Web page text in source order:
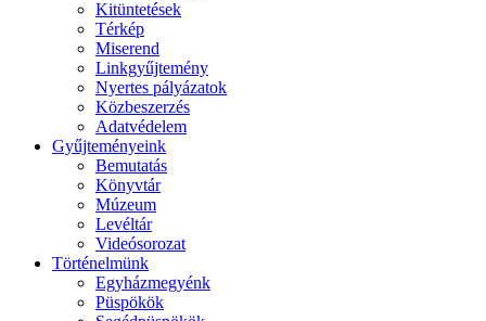
Kitüntetések
Térkép
Miserend
Linkgyűjtemény
Nyertes pályázatok
Közbeszerzés
Adatvédelem
Gyűjteményeink
Bemutatás
Könyvtár
Múzeum
Levéltár
Videósorozat
Történelmünk
Egyházmegyénk
Püspökök